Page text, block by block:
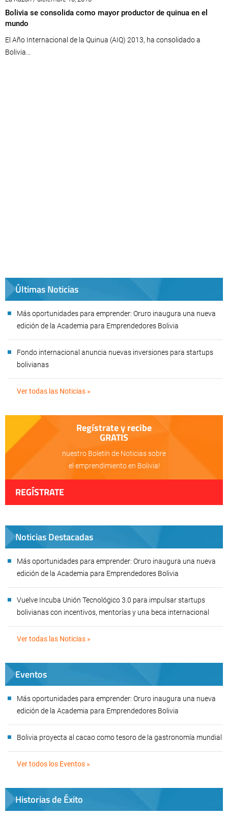
Bolivia se consolida como mayor productor de quinua en el
mundo
El Año Internacional de la Quinua (AIQ) 2013, ha consolidado a
Bolivia...
Últimas Noticias
Más oportunidades para emprender: Oruro inaugura una nueva
edición de la Academia para Emprendedores Bolivia
Fondo internacional anuncia nuevas inversiones para startups
bolivianas
Ver todas las Noticias »
Regístrate y recibe
GRATIS
nuestro Boletín de Noticias sobre
el emprendimiento en Bolivia!
REGÍSTRATE
Noticias Destacadas
Más oportunidades para emprender: Oruro inaugura una nueva
edición de la Academia para Emprendedores Bolivia
Vuelve Incuba Unión Tecnológico 3.0 para impulsar startups
bolivianas con incentivos, mentorías y una beca internacional
Ver todas las Noticias »
Eventos
Más oportunidades para emprender: Oruro inaugura una nueva
edición de la Academia para Emprendedores Bolivia
Bolivia proyecta al cacao como tesoro de la gastronomía mundial
Ver todos los Eventos »
Historias de Éxito